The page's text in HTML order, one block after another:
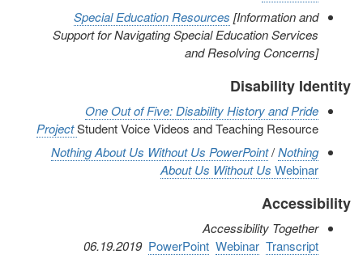
Special Education Resources [Information and
Support for Navigating Special Education Services
and Resolving Concerns]
Disability Identity
One Out of Five: Disability History and Pride
ProjectStudent Voice Videos and Teaching Resource
Nothing About Us Without Us PowerPoint/Nothing
About Us Without Us Webinar
Accessibility
Accessibility Together
06.19.2019 PowerPoint Webinar Transcript